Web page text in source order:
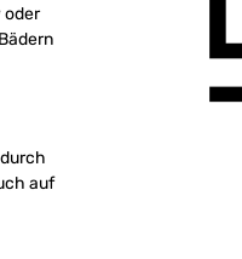
oder
auf